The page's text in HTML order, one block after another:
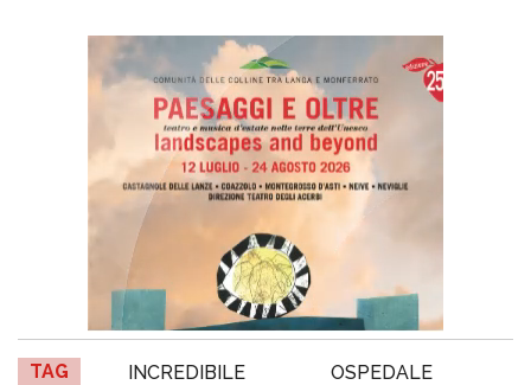
TAG INCREDIBILE
OSPEDALE